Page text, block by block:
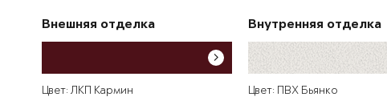
Внешняя отделка
Цвет: ЛКП Кармин
Внутренняя отделка
Цвет: ПВХ Бьянко